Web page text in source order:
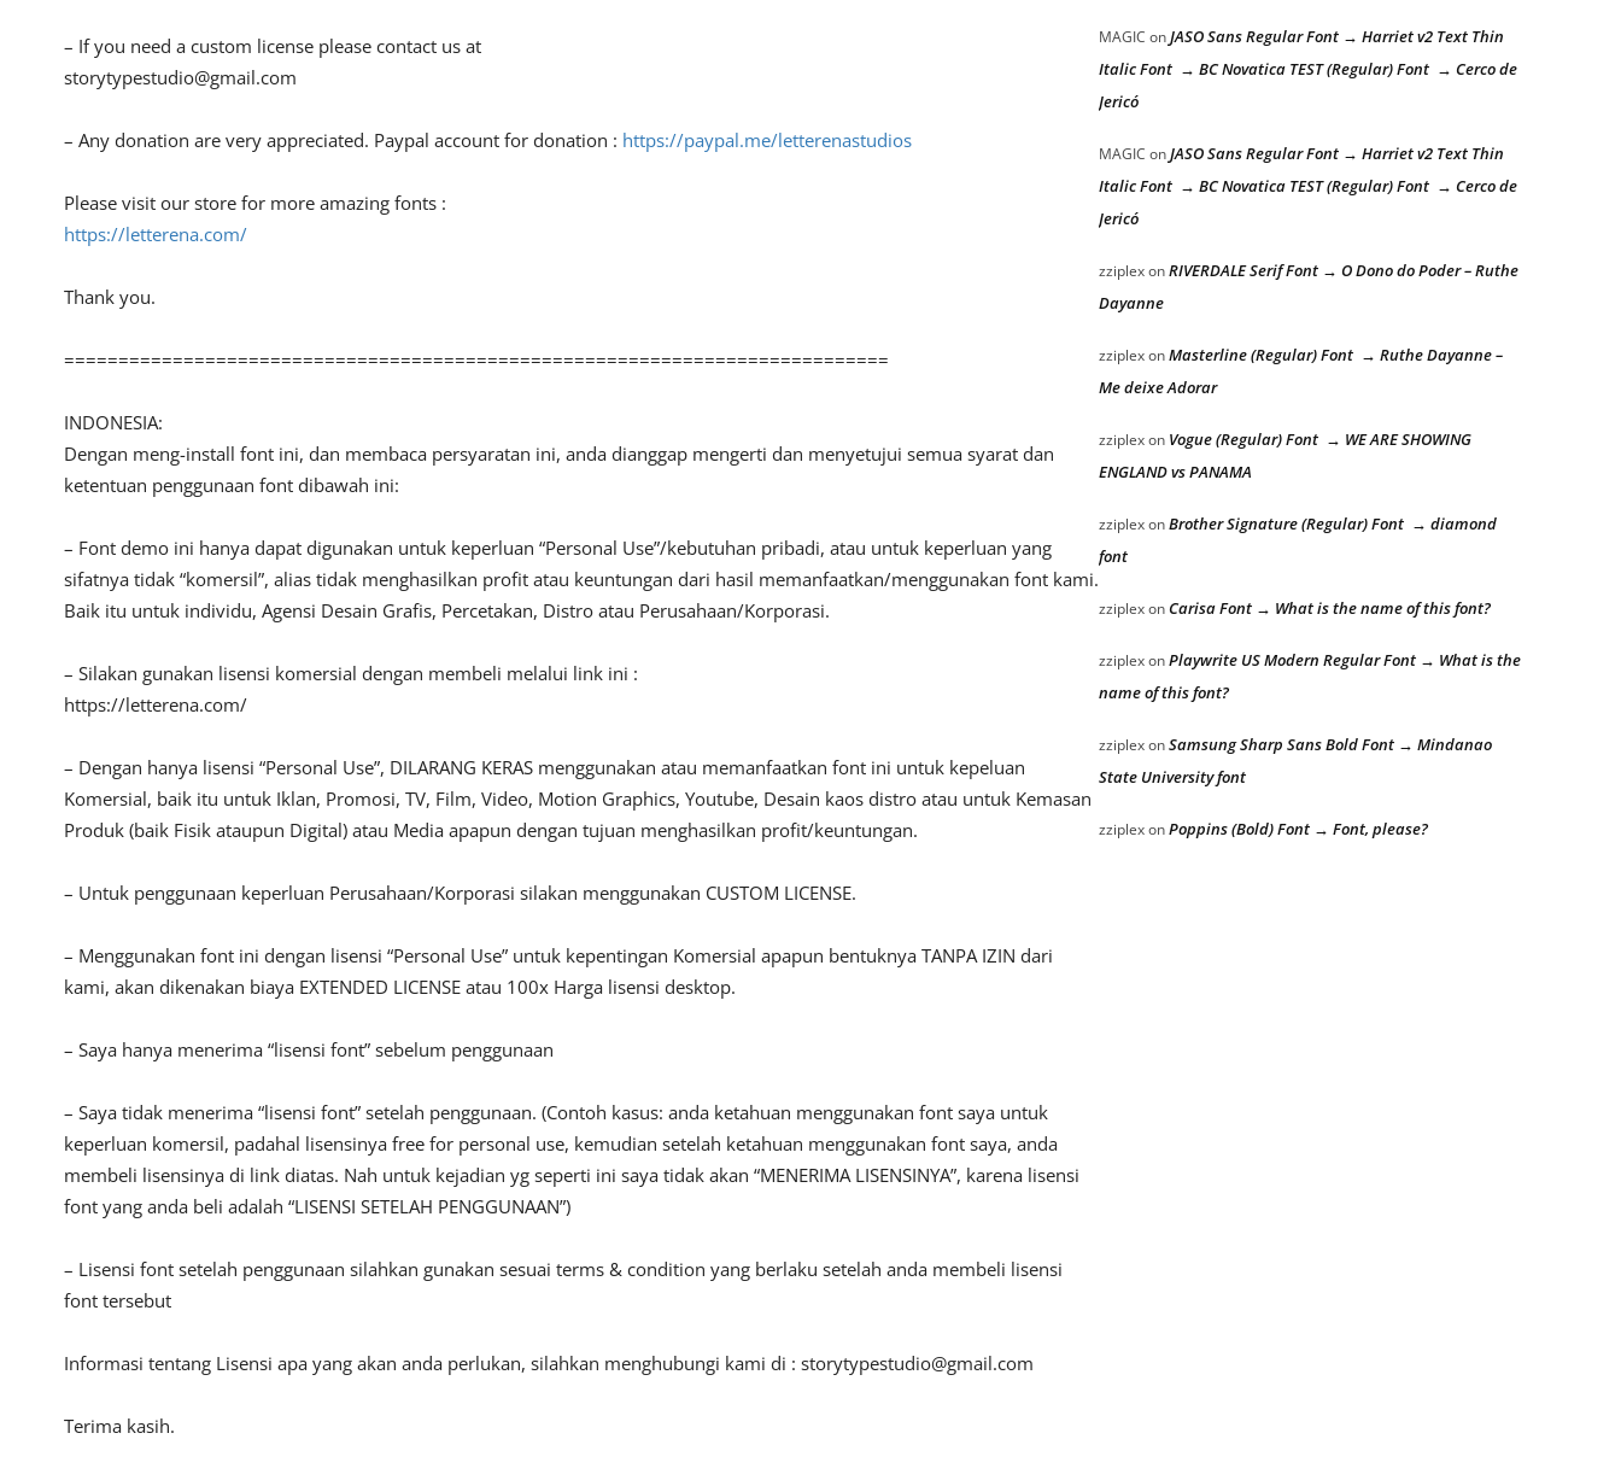
– If you need a custom license please contact us at
storytypestudio@gmail.com
– Any donation are very appreciated. Paypal account for donation : https://paypal.me/letterenastudios
Please visit our store for more amazing fonts :
https://letterena.com/
Thank you.
============================================================================
INDONESIA:
Dengan meng-install font ini, dan membaca persyaratan ini, anda dianggap mengerti dan menyetujui semua syarat dan
ketentuan penggunaan font dibawah ini:
– Font demo ini hanya dapat digunakan untuk keperluan “Personal Use”/kebutuhan pribadi, atau untuk keperluan yang
sifatnya tidak “komersil”, alias tidak menghasilkan profit atau keuntungan dari hasil memanfaatkan/menggunakan font kami.
Baik itu untuk individu, Agensi Desain Grafis, Percetakan, Distro atau Perusahaan/Korporasi.
– Silakan gunakan lisensi komersial dengan membeli melalui link ini :
https://letterena.com/
– Dengan hanya lisensi “Personal Use”, DILARANG KERAS menggunakan atau memanfaatkan font ini untuk kepeluan
Komersial, baik itu untuk Iklan, Promosi, TV, Film, Video, Motion Graphics, Youtube, Desain kaos distro atau untuk Kemasan
Produk (baik Fisik ataupun Digital) atau Media apapun dengan tujuan menghasilkan profit/keuntungan.
– Untuk penggunaan keperluan Perusahaan/Korporasi silakan menggunakan CUSTOM LICENSE.
– Menggunakan font ini dengan lisensi “Personal Use” untuk kepentingan Komersial apapun bentuknya TANPA IZIN dari
kami, akan dikenakan biaya EXTENDED LICENSE atau 100x Harga lisensi desktop.
– Saya hanya menerima “lisensi font” sebelum penggunaan
– Saya tidak menerima “lisensi font” setelah penggunaan. (Contoh kasus: anda ketahuan menggunakan font saya untuk
keperluan komersil, padahal lisensinya free for personal use, kemudian setelah ketahuan menggunakan font saya, anda
membeli lisensinya di link diatas. Nah untuk kejadian yg seperti ini saya tidak akan “MENERIMA LISENSINYA”, karena lisensi
font yang anda beli adalah “LISENSI SETELAH PENGGUNAAN”)
– Lisensi font setelah penggunaan silahkan gunakan sesuai terms & condition yang berlaku setelah anda membeli lisensi
font tersebut
Informasi tentang Lisensi apa yang akan anda perlukan, silahkan menghubungi kami di : storytypestudio@gmail.com
Terima kasih.
MAGIC onJASO Sans Regular Font → Harriet v2 Text Thin
Italic Font → BC Novatica TEST (Regular) Font → Cerco de
Jericó
MAGIC onJASO Sans Regular Font → Harriet v2 Text Thin
Italic Font → BC Novatica TEST (Regular) Font → Cerco de
Jericó
zziplexonRIVERDALE Serif Font → O Dono do Poder – Ruthe
Dayanne
zziplexonMasterline (Regular) Font → Ruthe Dayanne –
Me deixe Adorar
zziplexon Vogue (Regular) Font → WE ARE SHOWING
ENGLAND vs PANAMA
zziplexonBrother Signature (Regular) Font → diamond
font
zziplexonCarisa Font → What is the name of this font?
zziplexonPlaywrite US Modern Regular Font → What is the
name of this font?
zziplexonSamsung Sharp Sans Bold Font → Mindanao
State University font
zziplexonPoppins (Bold) Font → Font, please?